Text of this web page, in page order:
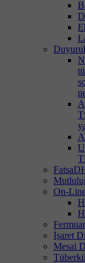
On-
İşaret
Mesai